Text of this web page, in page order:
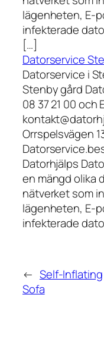
lägenheten, E-
infekterade
[…]
Datorservice
Datorservice i
Stenby gård
08 37 21 00 och
Orrspelsvägen
Datorhjälps
en mängd olika
nätverket som
lägenheten, E-
infekterade
← Self-Inflating
Sofa